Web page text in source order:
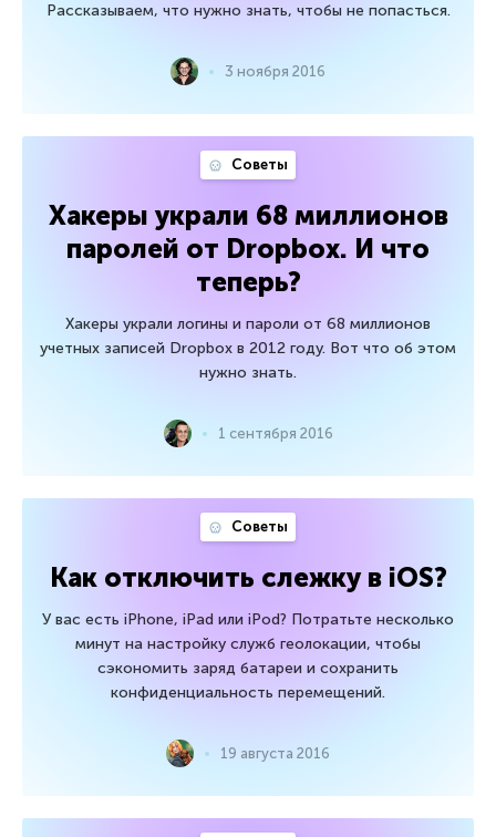
Рассказываем, что нужно знать, чтобы не попасться.
3 ноября 2016
Советы
Хакеры украли 68 миллионов
паролей от Dropbox. И что
теперь?
Хакеры украли логины и пароли от 68 миллионов
учетных записей Dropbox в 2012 году. Вот что об этом
нужно знать.
1 сентября 2016
Советы
Как отключить слежку в iOS?
У вас есть iPhone, iPad или iPod? Потратьте несколько
минут на настройку служб геолокации, чтобы
сэкономить заряд батареи и сохранить
конфиденциальность перемещений.
19 августа 2016